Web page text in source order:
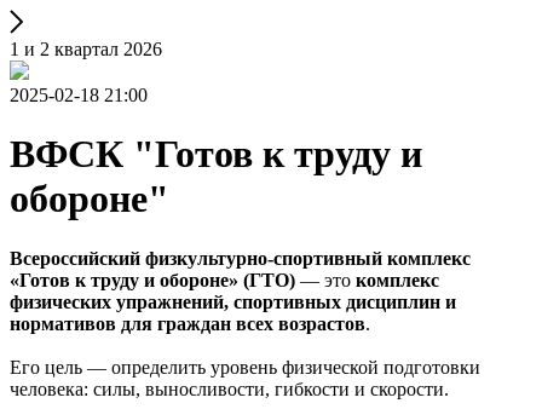
1 и 2 квартал 2026
2025-02-18 21:00
ВФСК "Готов к труду и
обороне"
Всероссийский физкультурно-спортивный комплекс
«Готов к труду и обороне» (ГТО) — это комплекс
физических упражнений, спортивных дисциплин и
нормативов для граждан всех возрастов.
Его цель — определить уровень физической подготовки
человека: силы, выносливости, гибкости и скорости.